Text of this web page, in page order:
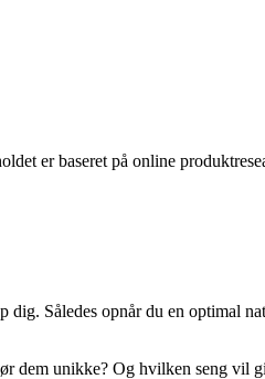
er baseret på online
Således opnår du en optimal
dem unikke? Og hvilken seng vil